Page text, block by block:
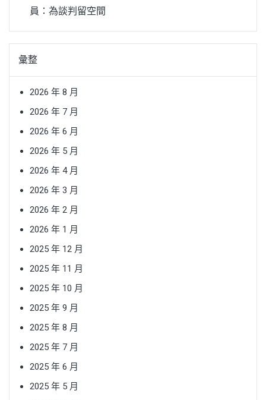
員：為談判留空間
彙整
2026 年 8 月
2026 年 7 月
2026 年 6 月
2026 年 5 月
2026 年 4 月
2026 年 3 月
2026 年 2 月
2026 年 1 月
2025 年 12 月
2025 年 11 月
2025 年 10 月
2025 年 9 月
2025 年 8 月
2025 年 7 月
2025 年 6 月
2025 年 5 月